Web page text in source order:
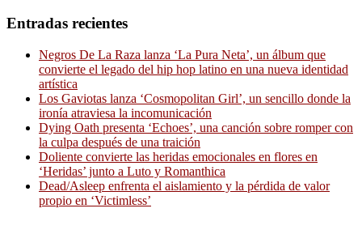
Entradas recientes
Negros De La Raza lanza ‘La Pura Neta’, un álbum que
convierte el legado del hip hop latino en una nueva identidad
artística
Los Gaviotas lanza ‘Cosmopolitan Girl’, un sencillo donde la
ironía atraviesa la incomunicación
Dying Oath presenta ‘Echoes’, una canción sobre romper con
la culpa después de una traición
Doliente convierte las heridas emocionales en flores en
‘Heridas’ junto a Luto y Romanthica
Dead/Asleep enfrenta el aislamiento y la pérdida de valor
propio en ‘Victimless’